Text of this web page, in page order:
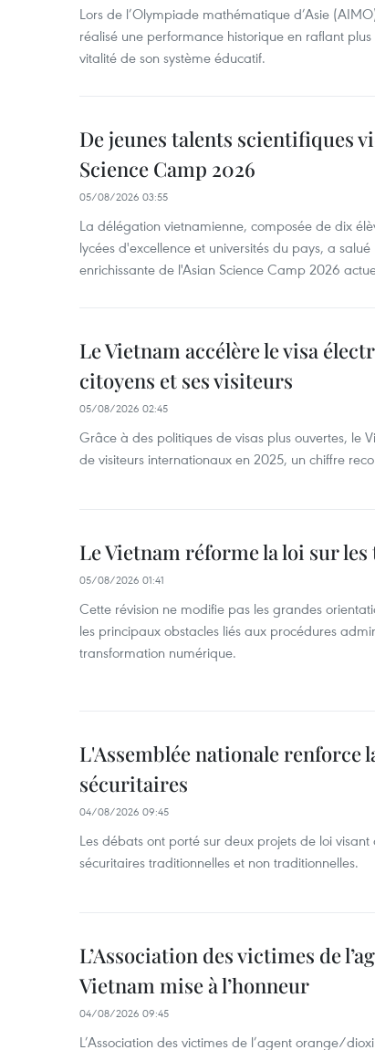
Lors de l’Olympiade mathématique d’Asie
réalisé une performance historique en raflant
vitalité de son système éducatif.
De jeunes talents scientifiques
Science Camp 2026
05/08/2026 03:55
La délégation vietnamienne, composée de dix
lycées d'excellence et universités du pays, a
enrichissante de l'Asian Science Camp 2026
Le Vietnam accélère le visa
citoyens et ses visiteurs
05/08/2026 02:45
Grâce à des politiques de visas plus ouvertes, le
de visiteurs internationaux en 2025, un chiffre
Le Vietnam réforme la loi sur
05/08/2026 01:41
Cette révision ne modifie pas les grandes
les principaux obstacles liés aux procédures
transformation numérique.
L'Assemblée nationale renforce
sécuritaires
04/08/2026 09:45
Les débats ont porté sur deux projets de loi
sécuritaires traditionnelles et non traditionnelles.
L’Association des victimes de
Vietnam mise à l’honneur
04/08/2026 09:45
L’Association des victimes de l’agent orange/